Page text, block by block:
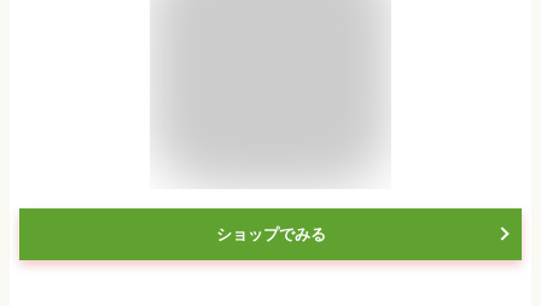
ショップでみる